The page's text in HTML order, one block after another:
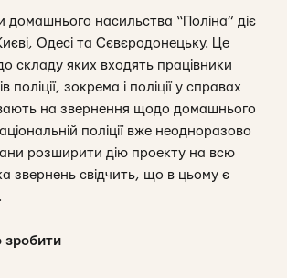
домашнього насильства “Поліна” діє
Одесі та Сєвєродонецьку. Це
складу яких входять працівники
поліції, зокрема і поліції у справах
на звернення щодо домашнього
поліції вже неодноразово
розширити дію проекту на всю
звернень свідчить, що в цьому є
зробити